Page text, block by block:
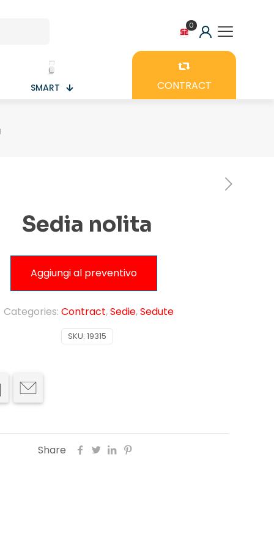
0
SMART CONTRACT
Sedia nolita
Aggiungi al preventivo
SKU: 19315
Categories: Contract,Sedie,Sedute
Share